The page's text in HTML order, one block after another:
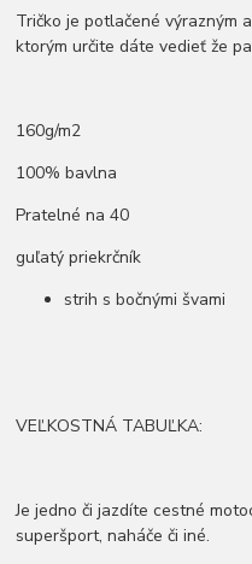
Tričko je potlačené výrazným
ktorým určite dáte vedieť že
160g/m2
100% bavlna
Pratelné na 40
guľatý priekrčník
strih s bočnými švami
VEĽKOSTNÁ TABUĽKA:
Je jedno či jazdíte cestné
superšport, naháče či iné.